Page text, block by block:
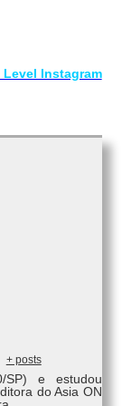
Level Instagram
+ posts
SP) e estudou
do Asia ON